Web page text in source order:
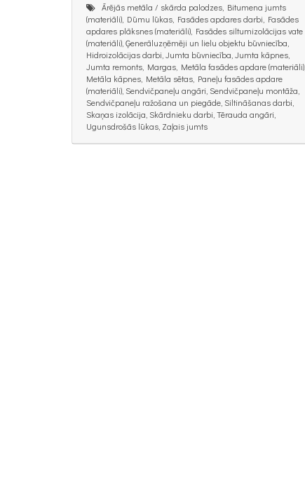
Ārējās metāla / skārda palodzes, Bitumena jumts
(materiāli), Dūmu lūkas, Fasādes apdares darbi, Fasādes
apdares plāksnes (materiāli), Fasādes siltumizolācijas vate
(materiāli), Ģenerāluzņēmēji un lielu objektu būvniecība,
Hidroizolācijas darbi, Jumta būvniecība, Jumta kāpnes,
Jumta remonts, Margas, Metāla fasādes apdare (materiāli),
Metāla kāpnes, Metāla sētas, Paneļu fasādes apdare
(materiāli), Sendvičpaneļu angāri, Sendvičpaneļu montāža,
Sendvičpaneļu ražošana un piegāde, Siltināšanas darbi,
Skaņas izolācija, Skārdnieku darbi, Tērauda angāri,
Ugunsdrošās lūkas, Zaļais jumts